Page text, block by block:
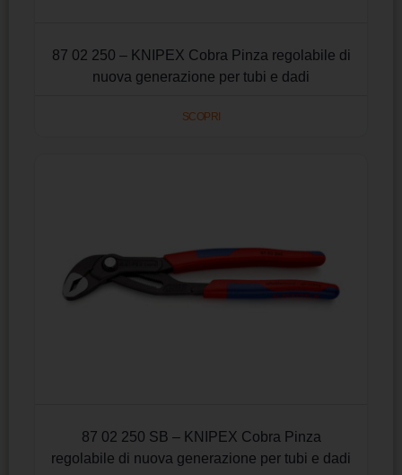
87 02 250 – KNIPEX Cobra Pinza regolabile di
nuova generazione per tubi e dadi
SCOPRI
87 02 250 SB – KNIPEX Cobra Pinza
regolabile di nuova generazione per tubi e dadi